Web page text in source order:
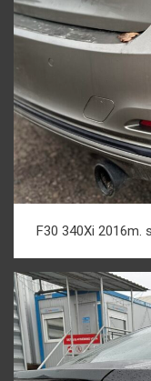
F30 340Xi 2016m.